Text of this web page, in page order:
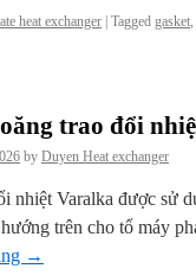
heat exchanger Tagged gasket,
trao đổi
by Duyen Heat exchanger
nhiệt Varalka được sử
trên cho tổ máy
→